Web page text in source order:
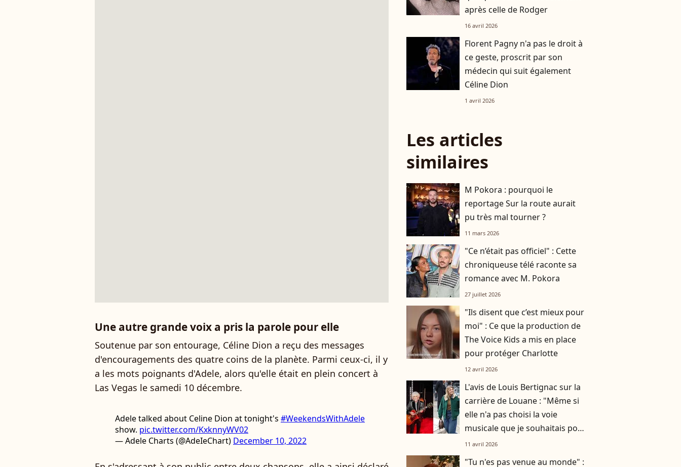
Une autre grande voix a pris la parole pour elle
Soutenue par son entourage, Céline Dion a reçu des messages
d'encouragements des quatre coins de la planète. Parmi ceux-ci, il y
a les mots poignants d'Adele, alors qu'elle était en plein concert à
Las Vegas le samedi 10 décembre.
Adele talked about Celine Dion at tonight's #WeekendsWithAdele
show. pic.twitter.com/KxknnyWV02
— Adele Charts (@AdeIeChart) December 10, 2022
après celle de Rodger
16 avril 2026
Florent Pagny n'a pas le droit à
ce geste, proscrit par son
médecin qui suit également
Céline Dion
1 avril 2026
Les articles
similaires
M Pokora : pourquoi le
reportage Sur la route aurait
pu très mal tourner ?
11 mars 2026
"Ce n’était pas officiel" : Cette
chroniqueuse télé raconte sa
romance avec M. Pokora
27 juillet 2026
"Ils disent que c’est mieux pour
moi" : Ce que la production de
The Voice Kids a mis en place
pour protéger Charlotte
12 avril 2026
L'avis de Louis Bertignac sur la
carrière de Louane : "Même si
elle n'a pas choisi la voie
musicale que je souhaitais pour
elle..."
11 avril 2026
"Tu n'es pas venue au monde" :